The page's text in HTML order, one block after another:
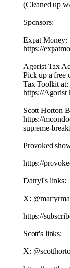
(Cleaned up
Sponsors:
Expat Money:
⁠⁠https://
Agorist Tax
Pick up a free
Tax Toolkit at:
⁠⁠https://
Scott Horton
⁠⁠https://
supreme-
Provoked
⁠⁠⁠⁠⁠⁠⁠⁠⁠⁠⁠⁠⁠⁠⁠⁠⁠⁠⁠⁠⁠⁠⁠⁠⁠⁠⁠⁠⁠⁠⁠⁠⁠https://
Darryl's links:
X:
⁠⁠⁠⁠⁠⁠⁠⁠⁠⁠⁠⁠⁠⁠⁠⁠⁠⁠⁠⁠⁠⁠⁠⁠⁠⁠⁠⁠⁠⁠⁠⁠⁠https://
Scott's links:
X: